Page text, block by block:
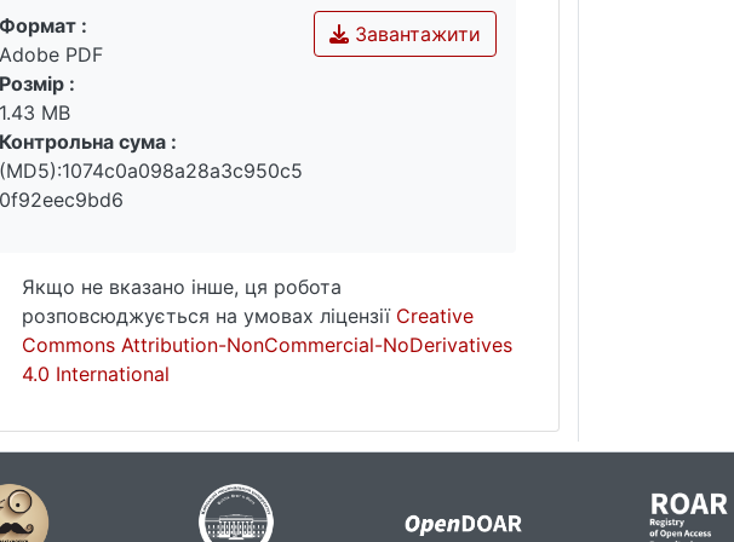
в антропологічному. Для компенсаторної антропології етична сфера
змушена недоконаністю свого існування. Етичне є тим, у чому
воно постає певним видом конкретної звичаєвості. Утім, форми
теоретичного та практичного ландшафту життєвих звершень.
тої чи тої форми узвичаєння спирається на силу актуальних інститутів.
Завантажити
Формат :
Adobe PDF
Розмір :
1.43 MB
Контрольна сума :
(MD5):1074c0a098a28a3c950c5
0f92eec9bd6
Якщо не вказано інше, ця робота
розповсюджується на умовах ліцензії Creative
Commons Attribution-NonCommercial-NoDerivatives
4.0 International